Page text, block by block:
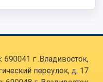
690041 г .Владивосток,
переулок, д. 17